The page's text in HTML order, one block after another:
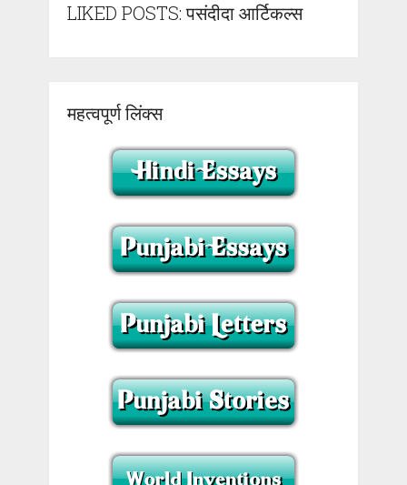
LIKED POSTS: पसंदीदा आर्टिकल्स
महत्वपूर्ण लिंक्स